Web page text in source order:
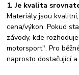
1. Je kvalita
Materiály jsou
cena/výkon. Pokud
závody, kde
motorsport". Pro
naprosto dostačující a